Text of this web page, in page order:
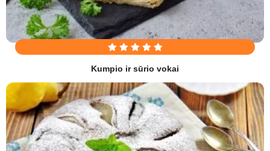
Kumpio ir sūrio vokai